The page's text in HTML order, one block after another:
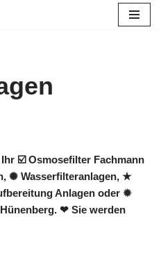
☑️ Osmosefilter Fachmann
✺ Wasserfilteranlagen, ★
Anlagen oder ✹
❤ Sie werden